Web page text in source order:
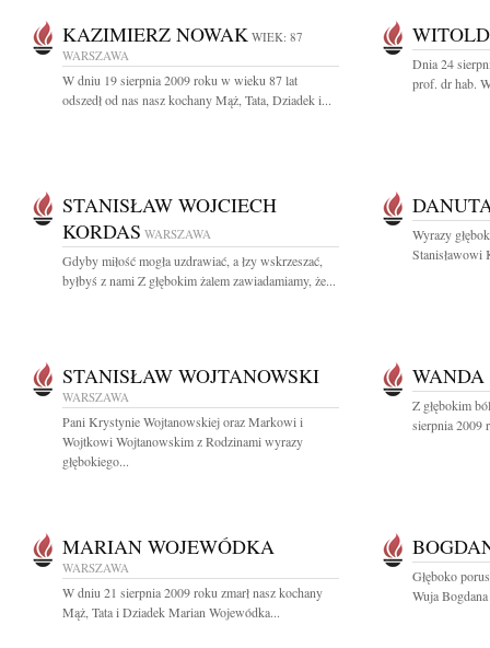
KAZIMIERZ NOWAK WIEK: 87
WARSZAWA
W dniu 19 sierpnia 2009 roku w wieku 87 lat
odszedł od nas nasz kochany Mąż, Tata, Dziadek i...
Dnia 24
prof. dr hab.
STANISŁAW WOJCIECH
KORDAS WARSZAWA
Gdyby miłość mogła uzdrawiać, a łzy wskrzeszać,
byłbyś z nami Z głębokim żalem zawiadamiamy, że...
Wyrazy
STANISŁAW WOJTANOWSKI
WARSZAWA
Pani Krystynie Wojtanowskiej oraz Markowi i
Wojtkowi Wojtanowskim z Rodzinami wyrazy
głębokiego...
Z głębokim
sierpnia 2009
MARIAN WOJEWÓDKA
WARSZAWA
W dniu 21 sierpnia 2009 roku zmarł nasz kochany
Mąż, Tata i Dziadek Marian Wojewódka...
Głęboko
Wuja